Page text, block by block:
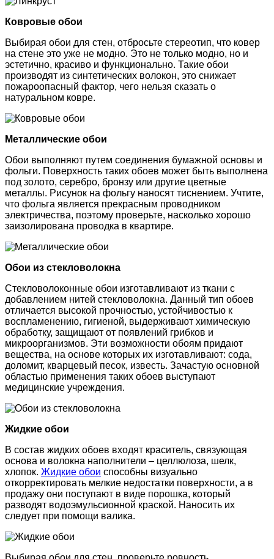
Ковровые обои
Выбирая обои для стен, отбросьте стереотип, что ковер
на стене это уже не модно. Это не только модно, но и
эстетично, красиво и функционально. Такие обои
производят из синтетических волокон, это снижает
пожароопасный фактор, чего нельзя сказать о
натуральном ковре.
Металлические обои
Обои выполняют путем соединения бумажной основы и
фольги. Поверхность таких обоев может быть выполнена
под золото, серебро, бронзу или другие цветные
металлы. Рисунок на фольгу наносят тиснением. Учтите,
что фольга является прекрасным проводником
электричества, поэтому проверьте, насколько хорошо
заизолирована проводка в квартире.
Обои из стекловолокна
Стекловолоконные обои изготавливают из ткани с
добавлением нитей стекловолокна. Данный тип обоев
отличается высокой прочностью, устойчивостью к
воспламенению, гигиеной, выдерживают химическую
обработку, защищают от появлений грибков и
микроорганизмов. Эти возможности обоям придают
вещества, на основе которых их изготавливают: сода,
доломит, кварцевый песок, известь. Зачастую основной
областью применения таких обоев выступают
медицинские учреждения.
Жидкие обои
В состав жидких обоев входят краситель, связующая
основа и волокна наполнители – целлюлоза, шелк,
хлопок. Жидкие обои способны визуально
откорректировать мелкие недостатки поверхности, а в
продажу они поступают в виде порошка, который
разводят водоэмульсионной краской. Наносить их
следует при помощи валика.